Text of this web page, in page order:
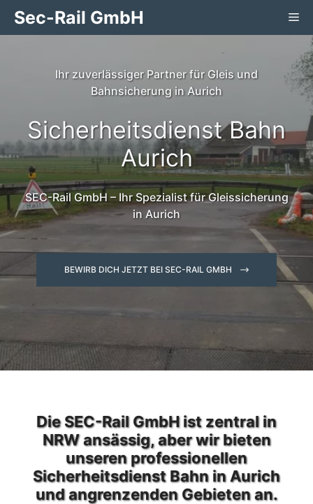
Zum
InhaltSec-Rail GmbH
Ihr zuverlässiger Partner für Gleis und
Bahnsicherung in Aurich
Sicherheitsdienst Bahn
Aurich
SEC-Rail GmbH – Ihr Spezialist für Gleissicherung
in Aurich
BEWIRB DICH JETZT BEI SEC-RAIL GMBH
Die SEC-Rail GmbH ist zentral in
NRW ansässig, aber wir bieten
unseren professionellen
Sicherheitsdienst Bahn in Aurich
und angrenzenden Gebieten an.